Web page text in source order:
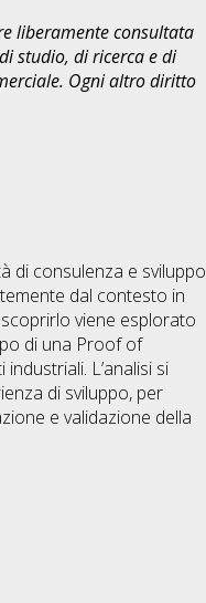
liberamente consultata
studio, di ricerca e di
Ogni altro diritto
di consulenza e sviluppo
dal contesto in
viene esplorato
di una Proof of
L’analisi si
di sviluppo, per
e validazione della